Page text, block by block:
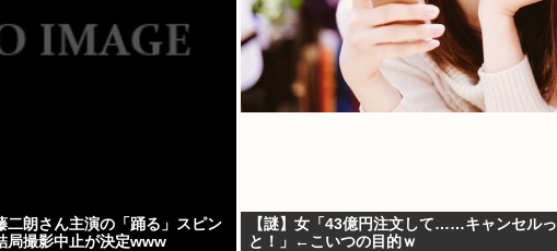
二朗さん主演の「踊る」スピン
局撮影中止が決定www
【謎】女「43億円注文して……キャンセルっ
と！」←こいつの目的ｗ